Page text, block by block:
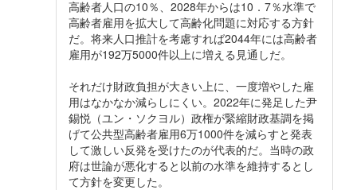
高齢者人口の10％、2028年からは10．7％水準で
高齢者雇用を拡大して高齢化問題に対応する方針
だ。将来人口推計を考慮すれば2044年には高齢者
雇用が192万5000件以上に増える見通しだ。
それだけ財政負担が大きい上に、一度増やした雇
用はなかなか減らしにくい。2022年に発足した尹
錫悦（ユン・ソクヨル）政権が緊縮財政基調を掲
げて公共型高齢者雇用6万1000件を減らすと発表
して激しい反発を受けたのが代表的だ。当時の政
府は世論が悪化すると以前の水準を維持するとし
て方針を変更した。